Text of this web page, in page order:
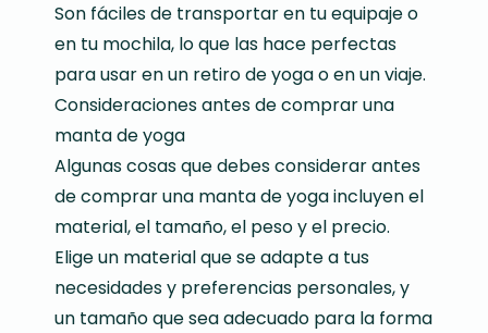
Son fáciles de transportar en tu equipaje o
en tu mochila, lo que las hace perfectas
para usar en un retiro de yoga o en un viaje.
Consideraciones antes de comprar una
manta de yoga
Algunas cosas que debes considerar antes
de comprar una manta de yoga incluyen el
material, el tamaño, el peso y el precio.
Elige un material que se adapte a tus
necesidades y preferencias personales, y
un tamaño que sea adecuado para la forma